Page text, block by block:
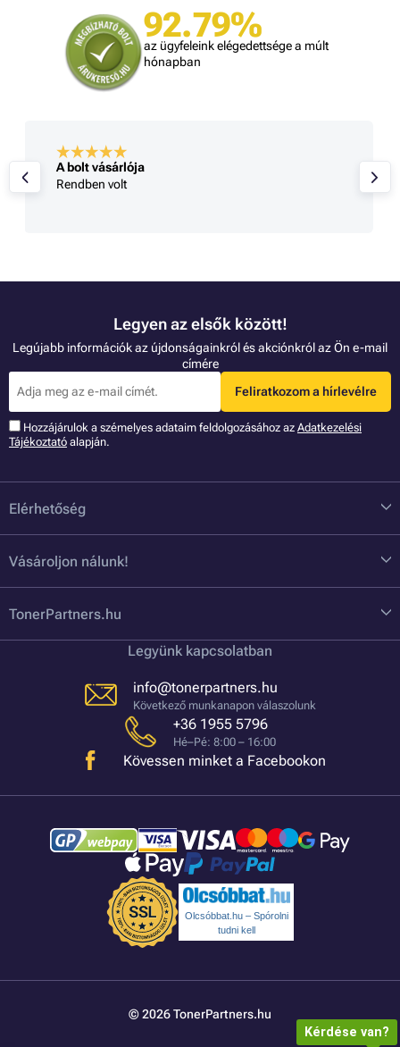
92.79%
az ügyfeleink elégedettsége a múlt
hónapban
A bolt vásárlója
Rendben volt
Legyen az elsők között!
Legújabb információk az újdonságainkról és akciónkról az Ön e-mail
címére
Feliratkozom a hírlevélre
Hozzájárulok a szémelyes adataim feldolgozásához az Adatkezelési
Tájékoztató alapján.
Elérhetőség
Vásároljon nálunk!
TonerPartners.hu
Legyünk kapcsolatban
info@tonerpartners.hu
Következő munkanapon válaszolunk
+36 1955 5796
Hé–Pé: 8:00 – 16:00
Kövessen minket a Facebookon
Olcsóbbat.hu – Spórolni
tudni kell
© 2026 TonerPartners.hu
Kérdése van?